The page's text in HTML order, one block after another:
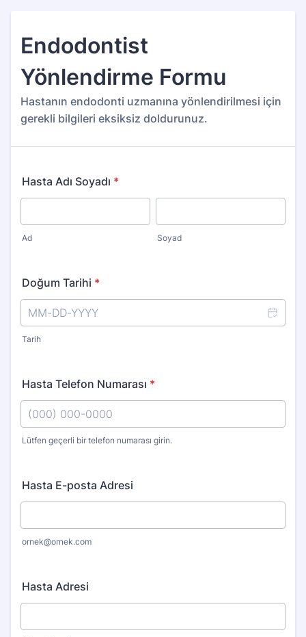
Endodontist
Yönlendirme Formu
Hastanın endodonti uzmanına yönlendirilmesi için
gerekli bilgileri eksiksiz doldurunuz.
Hasta Adı Soyadı *
Ad Soyad
Doğum Tarihi *
Tarih
Hasta Telefon Numarası *
Lütfen geçerli bir telefon numarası girin.
Hasta E-posta Adresi
ornek@ornek.com
Hasta Adresi